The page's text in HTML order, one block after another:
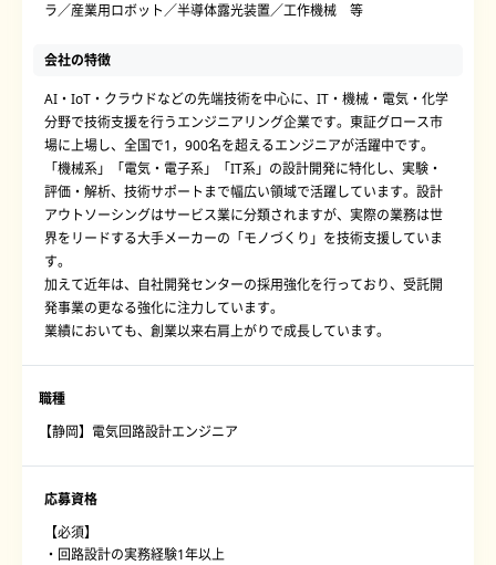
ラ／産業用ロボット／半導体露光装置／工作機械 等
会社の特徴
AI・IoT・クラウドなどの先端技術を中心に、IT・機械・電気・化学
分野で技術支援を行うエンジニアリング企業です。東証グロース市
場に上場し、全国で1，900名を超えるエンジニアが活躍中です。
「機械系」「電気・電子系」「IT系」の設計開発に特化し、実験・
評価・解析、技術サポートまで幅広い領域で活躍しています。設計
アウトソーシングはサービス業に分類されますが、実際の業務は世
界をリードする大手メーカーの「モノづくり」を技術支援していま
す。
加えて近年は、自社開発センターの採用強化を行っており、受託開
発事業の更なる強化に注力しています。
業績においても、創業以来右肩上がりで成長しています。
職種
【静岡】電気回路設計エンジニア
応募資格
【必須】
・回路設計の実務経験1年以上